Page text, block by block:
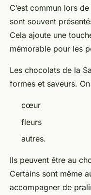
C’est commun lors
sont souvent
Cela ajoute une
mémorable pour les
Les chocolats de la
formes et saveurs.
cœur
fleurs
autres.
Ils peuvent être au
Certains sont même
accompagner de